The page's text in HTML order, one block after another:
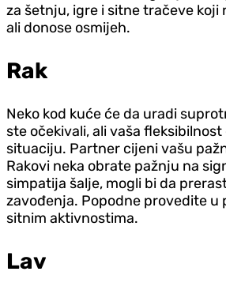
za šetnju, igre i sitne tračeve koji
ali donose osmijeh.
Rak
Neko kod kuće će da uradi
ste očekivali, ali vaša
situaciju. Partner cijeni vašu
Rakovi neka obrate pažnju na
simpatija šalje, mogli bi da
zavođenja. Popodne provedite u
sitnim aktivnostima.
Lav